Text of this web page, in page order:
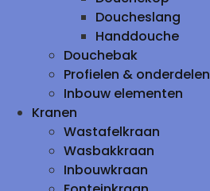
Doucheslang
Handdouche
Douchebak
Profielen & onderdelen
Inbouw elementen
Kranen
Wastafelkraan
Wasbakkraan
Inbouwkraan